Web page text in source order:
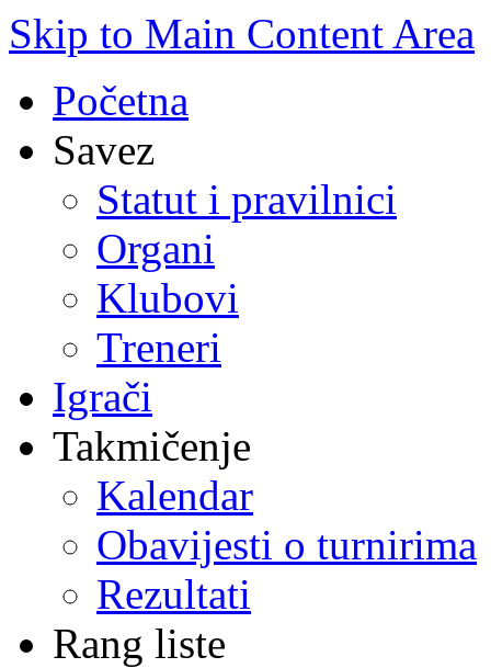
Skip to Main Content Area
Početna
Savez
Statut i pravilnici
Organi
Klubovi
Treneri
Igrači
Takmičenje
Kalendar
Obavijesti o turnirima
Rezultati
Rang liste